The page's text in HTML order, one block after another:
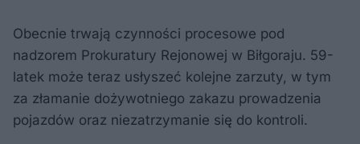
Obecnie trwają czynności procesowe pod
nadzorem Prokuratury Rejonowej w Biłgoraju. 59-
latek może teraz usłyszeć kolejne zarzuty, w tym
za złamanie dożywotniego zakazu prowadzenia
pojazdów oraz niezatrzymanie się do kontroli.